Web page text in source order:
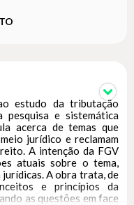
estudo da tributação
pesquisa e sistemática
acerca de temas que
jurídico e reclamam
A intenção da FGV
atuais sobre o tema,
A obra trata, de
e princípios da
as questões em face